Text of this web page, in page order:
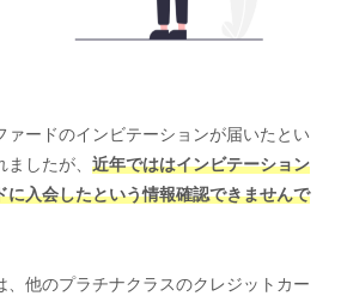
ァードのインビテーションが届いたとい
したが、 近年でははインビテーション
に入会したという情報確認できませんで
、他のプラチナクラスのクレジットカー